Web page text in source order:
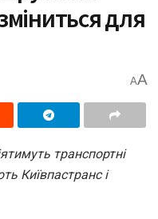
для
AA
транспортні
Київпастранс і